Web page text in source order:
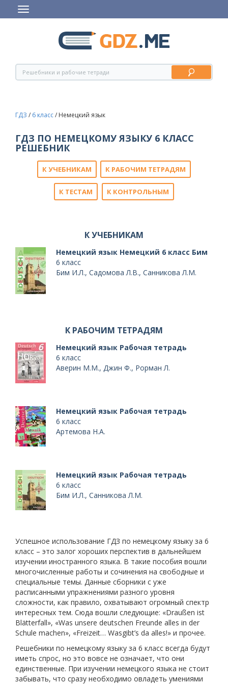
ГДЗ / 6 класс/ Немецкий язык
ГДЗ ПО НЕМЕЦКОМУ ЯЗЫКУ 6 КЛАСС
РЕШЕБНИК
К УЧЕБНИКАМ К РАБОЧИМ ТЕТРАДЯМ
К ТЕСТАМ К КОНТРОЛЬНЫМ
К УЧЕБНИКАМ
Немецкий язык Немецкий 6 класс Бим
6 класс
Бим И.Л., Садомова Л.В., Санникова Л.М.
К РАБОЧИМ ТЕТРАДЯМ
Немецкий язык Рабочая тетрадь
6 класс
Аверин М.М., Джин Ф., Рорман Л.
Немецкий язык Рабочая тетрадь
6 класс
Артемова Н.А.
Немецкий язык Рабочая тетрадь
6 класс
Бим И.Л., Санникова Л.М.
Успешное использование ГДЗ по немецкому языку за 6
класс – это залог хороших перспектив в дальнейшем
изучении иностранного языка. В такие пособия вошли
многочисленные работы и сочинения на свободные и
специальные темы. Данные сборники с уже
расписанными упражнениями разного уровня
сложности, как правило, охватывают огромный спектр
интересных тем. Сюда вошли следующие: «Draußen ist
Blätterfall», «Was unsere deutschen Freunde alles in der
Schule machen», «Freizeit… Wasgibt’s da alles!» и прочее.
Решебники по немецкому языку за 6 класс всегда будут
иметь спрос, но это вовсе не означает, что они
единственные. При изучении немецкого языка не стоит
забывать, что сразу необходимо овладеть умениями